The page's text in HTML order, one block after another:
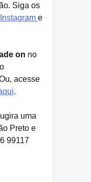
Siga os
Instagram e
on no
acesse
.
uma
Preto e
99117